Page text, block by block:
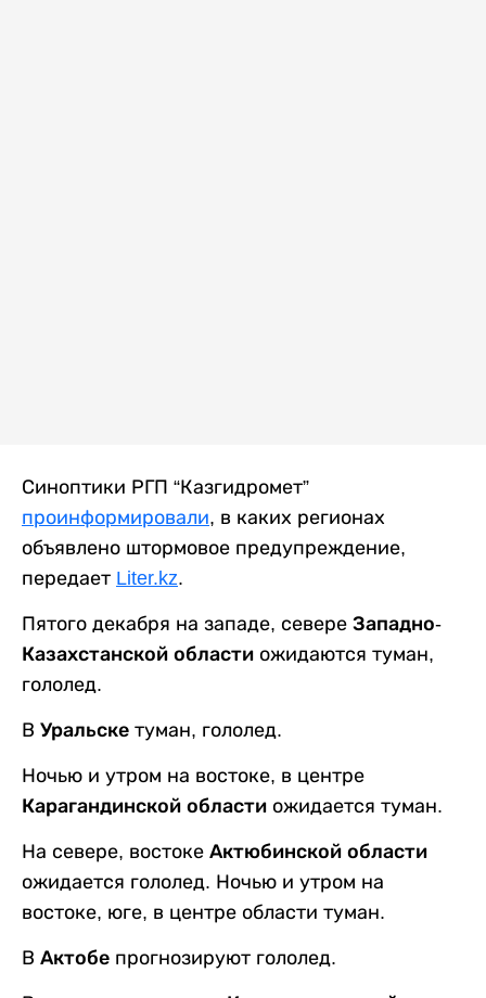
Синоптики РГП “Казгидромет”
проинформировали, в каких регионах
объявлено штормовое предупреждение,
передает Liter.kz.
Пятого декабря на западе, севере Западно-
Казахстанской области ожидаются туман,
гололед.
В Уральске туман, гололед.
Ночью и утром на востоке, в центре
Карагандинской области ожидается туман.
На севере, востоке Актюбинской области
ожидается гололед. Ночью и утром на
востоке, юге, в центре области туман.
В Актобе прогнозируют гололед.